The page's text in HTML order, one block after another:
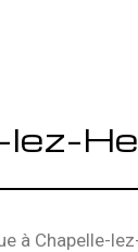
lez-
à Chapelle-